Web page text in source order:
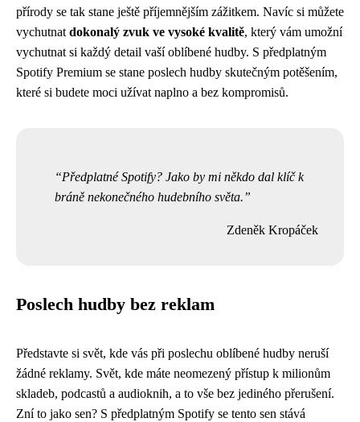
přírody se tak stane ještě příjemnějším zážitkem. Navíc si můžete
vychutnat dokonalý zvuk ve vysoké kvalitě, který vám umožní
vychutnat si každý detail vaší oblíbené hudby. S předplatným
Spotify Premium se stane poslech hudby skutečným potěšením,
které si budete moci užívat naplno a bez kompromisů.
Předplatné Spotify? Jako by mi někdo dal klíč k
bráně nekonečného hudebního světa.
Zdeněk Kropáček
Poslech hudby bez reklam
Představte si svět, kde vás při poslechu oblíbené hudby neruší
žádné reklamy. Svět, kde máte neomezený přístup k milionům
skladeb, podcastů a audioknih, a to vše bez jediného přerušení.
Zní to jako sen? S předplatným Spotify se tento sen stává